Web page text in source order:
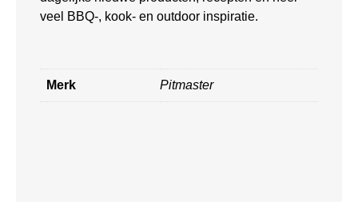
veel BBQ-, kook- en outdoor inspiratie.
Merk Pitmaster